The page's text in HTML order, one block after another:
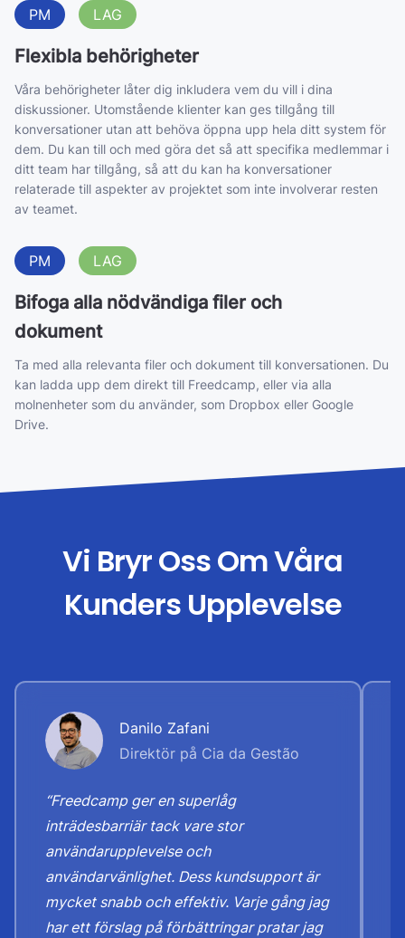
PM LAG
Flexibla behörigheter
Våra behörigheter låter dig inkludera vem du vill i dina
diskussioner. Utomstående klienter kan ges tillgång till
konversationer utan att behöva öppna upp hela ditt system för
dem. Du kan till och med göra det så att specifika medlemmar i
ditt team har tillgång, så att du kan ha konversationer
relaterade till aspekter av projektet som inte involverar resten
av teamet.
PM LAG
Bifoga alla nödvändiga filer och
dokument
Ta med alla relevanta filer och dokument till konversationen. Du
kan ladda upp dem direkt till Freedcamp, eller via alla
molnenheter som du använder, som Dropbox eller Google
Drive.
Vi Bryr Oss Om Våra
Kunders Upplevelse
Danilo Zafani
Direktör på Cia da Gestão
“Freedcamp ger en superlåg
inträdesbarriär tack vare stor
användarupplevelse och
användarvänlighet. Dess kundsupport är
mycket snabb och effektiv. Varje gång jag
har ett förslag på förbättringar pratar jag